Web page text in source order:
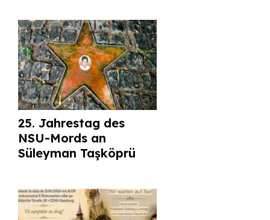
25. Jahrestag des
NSU-Mords an
Süleyman Taşköprü